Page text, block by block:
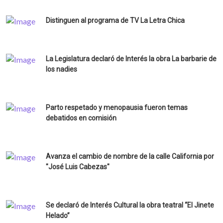
Distinguen al programa de TV La Letra Chica
La Legislatura declaró de Interés la obra La barbarie de
los nadies
Parto respetado y menopausia fueron temas
debatidos en comisión
Avanza el cambio de nombre de la calle California por
"José Luis Cabezas"
Se declaró de Interés Cultural la obra teatral “El Jinete
Helado”